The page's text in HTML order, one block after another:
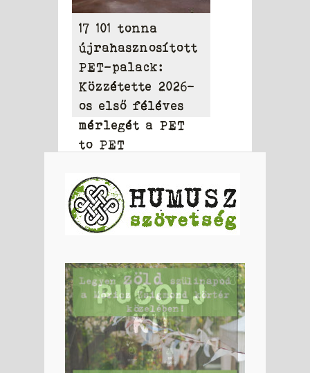
17 101 tonna
újrahasznosított
PET-palack:
Közzétette 2026-
os első féléves
mérlegét a PET
to PET